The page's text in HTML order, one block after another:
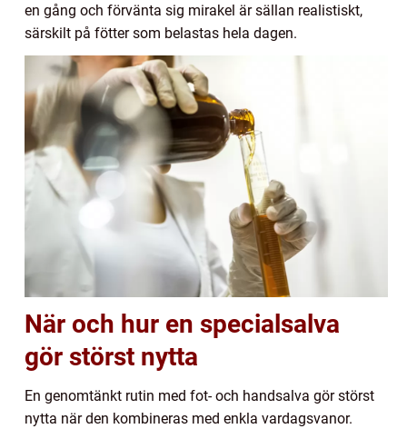
en gång och förvänta sig mirakel är sällan realistiskt,
särskilt på fötter som belastas hela dagen.
När och hur en specialsalva
gör störst nytta
En genomtänkt rutin med fot- och handsalva gör störst
nytta när den kombineras med enkla vardagsvanor.